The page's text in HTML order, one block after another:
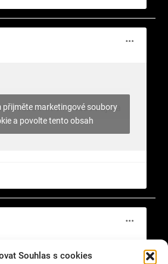
Souhlas s cookies
nasekrajina
přijměte marketingové soubory
a povolte tento obsah